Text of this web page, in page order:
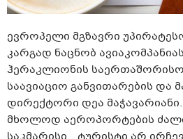
ევროპელი მგზავრი
კარგად ნაცნობ
ჰერაკლიონის
საავიაციო განვითარების და
დირექტორი დეა
მხოლოდ აეროპორტების